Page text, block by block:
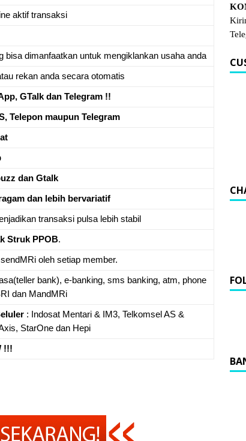
aktif transaksi
bisa dimanfaatkan untuk mengiklankan usaha anda
rekan anda secara otomatis
GTalk dan Telegram !!
Telepon maupun Telegram
dan Gtalk
dan lebih bervariatif
transaksi pulsa lebih stabil
Struk PPOB.
oleh setiap member.
bank), e-banking, sms banking, atm, phone
dan MandMRi
: Indosat Mentari & IM3, Telkomsel AS &
StarOne dan Hepi
!!!